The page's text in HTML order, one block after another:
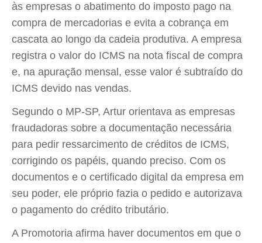
às empresas o abatimento do imposto pago na
compra de mercadorias e evita a cobrança em
cascata ao longo da cadeia produtiva. A empresa
registra o valor do ICMS na nota fiscal de compra
e, na apuração mensal, esse valor é subtraído do
ICMS devido nas vendas.
Segundo o MP-SP, Artur orientava as empresas
fraudadoras sobre a documentação necessária
para pedir ressarcimento de créditos de ICMS,
corrigindo os papéis, quando preciso. Com os
documentos e o certificado digital da empresa em
seu poder, ele próprio fazia o pedido e autorizava
o pagamento do crédito tributário.
A Promotoria afirma haver documentos em que o